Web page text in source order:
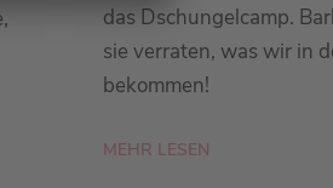
das Dschungelcamp.
sie verraten, was wir in
bekommen!
MEHR LESEN